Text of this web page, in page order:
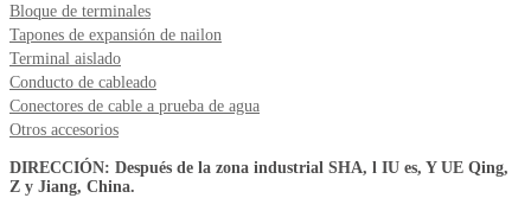
Bloque de terminales
Tapones de expansión de nailon
Terminal aislado
Conducto de cableado
Conectores de cable a prueba de agua
Otros accesorios
DIRECCIÓN: Después de la zona industrial SHA, l IU es, Y UE Qing,
Z y Jiang, China.